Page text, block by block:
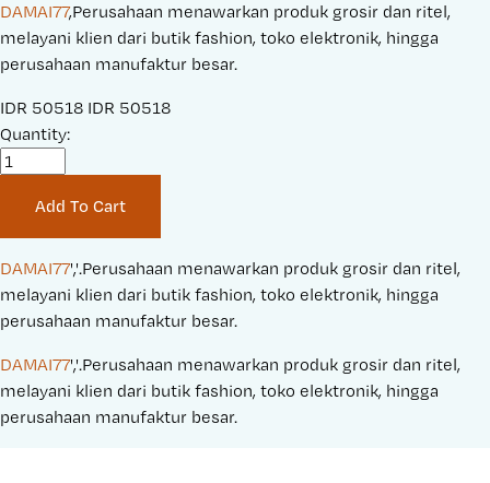
DAMAI77,Perusahaan menawarkan produk grosir dan ritel,
melayani klien dari butik fashion, toko elektronik, hingga
perusahaan manufaktur besar.
S
a
r
i
c
e
IDR 50518 O
n
a
l
P
i
c
e
IDR 50518
Quantity:
Add To Cart
DAMAI77','.Perusahaan menawarkan produk grosir dan ritel,
melayani klien dari butik fashion, toko elektronik, hingga
perusahaan manufaktur besar.
DAMAI77','.Perusahaan menawarkan produk grosir dan ritel,
melayani klien dari butik fashion, toko elektronik, hingga
perusahaan manufaktur besar.